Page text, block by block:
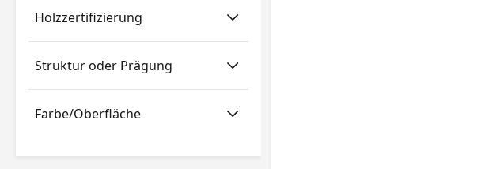
Holzzertifizierung
Struktur oder Prägung
Farbe/Oberfläche